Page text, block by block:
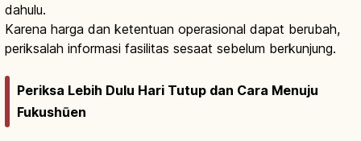
dahulu.
Karena harga dan ketentuan operasional dapat berubah,
periksalah informasi fasilitas sesaat sebelum berkunjung.
Periksa Lebih Dulu Hari Tutup dan Cara Menuju
Fukushūen